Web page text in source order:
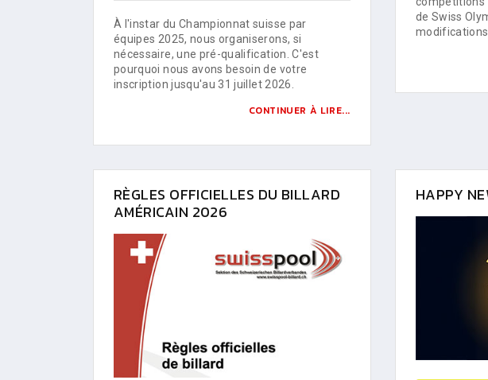
À l'instar du Championnat suisse par
équipes 2025, nous organiserons, si
nécessaire, une pré-qualification. C'est
pourquoi nous avons besoin de votre
inscription jusqu'au 31 juillet 2026.
CONTINUER À LIRE...
de Swiss
modifications.
RÈGLES OFFICIELLES DU BILLARD
AMÉRICAIN 2026
HAPPY